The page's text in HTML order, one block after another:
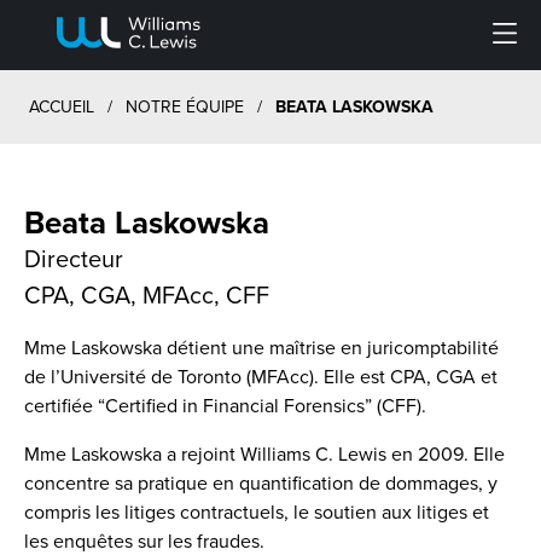
ACCUEIL / NOTRE ÉQUIPE / BEATA LASKOWSKA
Beata Laskowska
Directeur
CPA, CGA, MFAcc, CFF
Mme Laskowska détient une maîtrise en juricomptabilité
de l’Université de Toronto (MFAcc). Elle est CPA, CGA et
certifiée “Certified in Financial Forensics” (CFF).
Mme Laskowska a rejoint Williams C. Lewis en 2009. Elle
concentre sa pratique en quantification de dommages, y
compris les litiges contractuels, le soutien aux litiges et
les enquêtes sur les fraudes.